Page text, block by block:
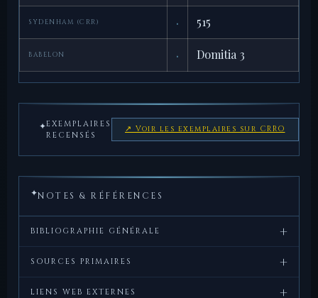
SYDENHAM (CRR) · 515
BABELON · Domitia 3
✦EXEMPLAIRES
RECENSÉS
↗ Voir les exemplaires sur CRRO
✦NOTES & RÉFÉRENCES
BIBLIOGRAPHIE GÉNÉRALE +
Crawford,
M.H.,
Roman
Republican
University Press, 1974.
SOURCES PRIMAIRES +
Strabon, Géographie
LIENS WEB EXTERNES +